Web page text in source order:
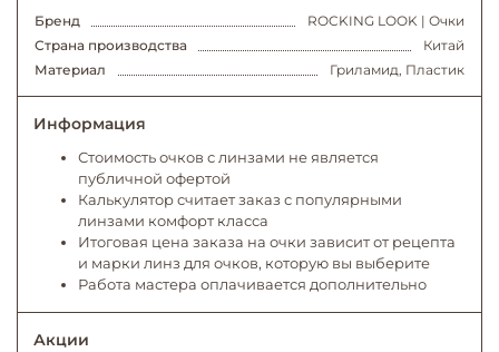
Бренд
ROCKING LOOK | Очки
Страна производства
Китай
Материал
Гриламид, Пластик
Информация
Стоимость очков с линзами не является
публичной офертой
Калькулятор считает заказ с популярными
линзами комфорт класса
Итоговая цена заказа на очки зависит от рецепта
и марки линз для очков, которую вы выберите
Работа мастера оплачивается дополнительно
Акции